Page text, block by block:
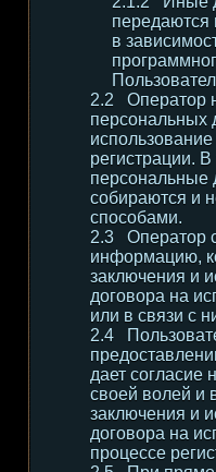
передаются
в
Оператор
персональных
регистрации.
персональные
собираются и
способами.
Оператор
информацию,
заключения и
договора на
или в связи с
дает согласие
своей волей и
заключения и
договора на
процессе